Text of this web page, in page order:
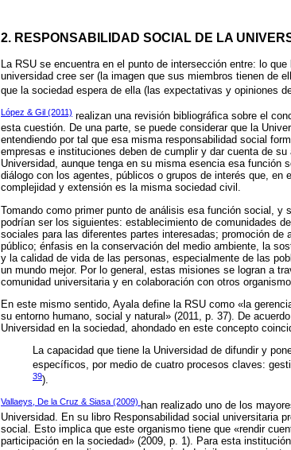
2. RESPONSABILIDAD SOCIAL DE LA
La RSU se encuentra en el punto de intersección entre: lo
universidad cree ser (la imagen que sus miembros tienen de
que la sociedad espera de ella (las expectativas y opiniones
López & Gil (2011) realizan una revisión bibliográfica sobre el
esta cuestión. De una parte, se puede considerar que la
entendiendo por tal que esa misma responsabilidad social
empresas e instituciones deben de cumplir y dar cuenta de
Universidad, aunque tenga en su misma esencia esa función
diálogo con los agentes, públicos o grupos de interés que,
complejidad y extensión es la misma sociedad civil.
Tomando como primer punto de análisis esa función social,
podrían ser los siguientes: establecimiento de comunidades
sociales para las diferentes partes interesadas; promoción
público; énfasis en la conservación del medio ambiente, la
y la calidad de vida de las personas, especialmente de las
un mundo mejor. Por lo general, estas misiones se logran a
comunidad universitaria y en colaboración con otros
En este mismo sentido, Ayala define la RSU como «la
su entorno humano, social y natural» (2011, p. 37). De
Universidad en la sociedad, ahondado en este concepto
La capacidad que tiene la Universidad de difundir y
específicos, por medio de cuatro procesos claves:
39).
Vallaeys, De la Cruz & Siasa (2009) han realizado uno de los
Universidad. En su libro Responsabilidad social universitaria
social. Esto implica que este organismo tiene que «rendir
participación en la sociedad» (2009, p. 1). Para esta